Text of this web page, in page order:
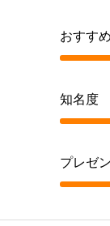
おすす
知名度
プレゼ